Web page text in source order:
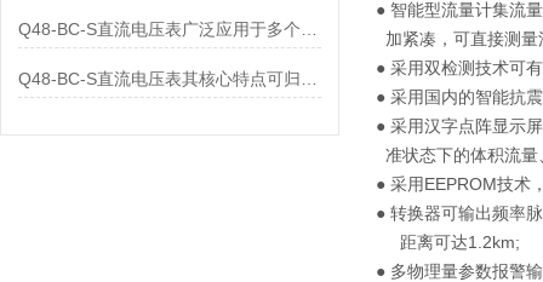
● 智能型流量计集流
加紧凑，可直接测
● 采用双检测技术可
● 采用国内的智能抗
● 采用汉字点阵显示
准状态下的体积流
● 采用EEPROM技术
● 转换器可输出频率
距离可达1.2km;
● 多物理量参数报警